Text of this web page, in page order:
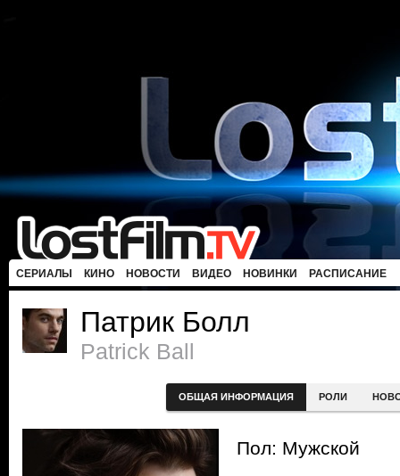
СЕРИАЛЫ КИНО НОВОСТИ ВИДЕО НОВИНКИ РАСПИСАНИЕ
Патрик Болл
Patrick Ball
ОБЩАЯ ИНФОРМАЦИЯ РОЛИ
Пол: Мужской